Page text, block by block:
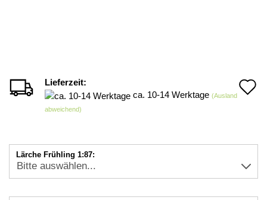
Lieferzeit:
ca. 10-14 Werktage (Ausland
abweichend)
Lärche Frühling 1:87: